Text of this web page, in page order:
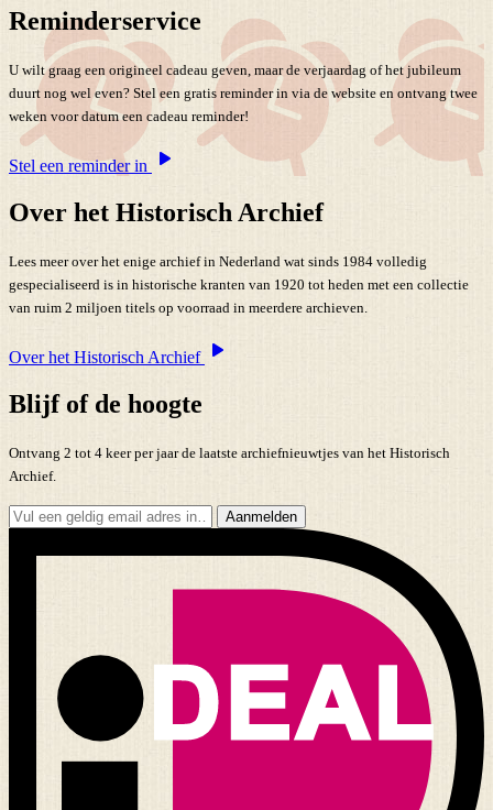
Reminderservice
U wilt graag een origineel cadeau geven, maar de verjaardag of het jubileum
duurt nog wel even? Stel een gratis reminder in via de website en ontvang twee
weken voor datum een cadeau reminder!
Stel een reminder in
Over het Historisch Archief
Lees meer over het enige archief in Nederland wat sinds 1984 volledig
gespecialiseerd is in historische kranten van 1920 tot heden met een collectie
van ruim 2 miljoen titels op voorraad in meerdere archieven.
Over het Historisch Archief
Blijf of de hoogte
Ontvang 2 tot 4 keer per jaar de laatste archiefnieuwtjes van het Historisch
Archief.
Aanmelden